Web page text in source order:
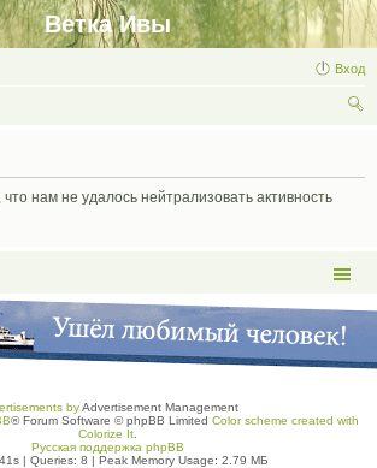
Ветка Ивы
Вход
нам не удалось нейтрализовать активность
byAdvertisement Management
® Forum Software © phpBB Limited Color scheme created with
Colorize It.
Русская поддержка phpBB
| Queries: 8 | Peak Memory Usage: 2.79 МБ